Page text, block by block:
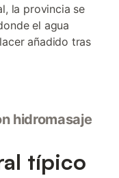
la provincia se
el agua
añadido tras
hidromasaje
típico